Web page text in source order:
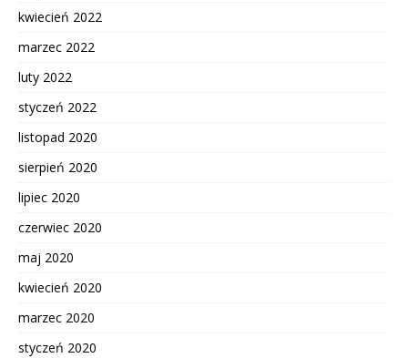
kwiecień 2022
marzec 2022
luty 2022
styczeń 2022
listopad 2020
sierpień 2020
lipiec 2020
czerwiec 2020
maj 2020
kwiecień 2020
marzec 2020
styczeń 2020